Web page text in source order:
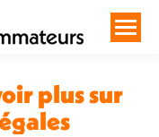
plus sur